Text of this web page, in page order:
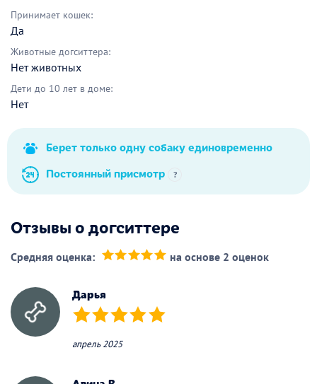
Принимает кошек:
Да
Животные догситтера:
Нет животных
Дети до 10 лет в доме:
Нет
Берет только одну собаку единовременно
Постоянный присмотр
?
Отзывы о догситтере
Средняя оценка: на основе 2 оценок
Дарья
(*) (*) (*) (*) (*)
апрель 2025